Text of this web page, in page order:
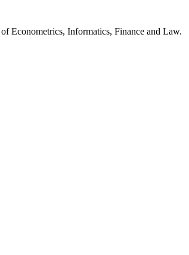
Econometrics, Informatics, Finance and Law.